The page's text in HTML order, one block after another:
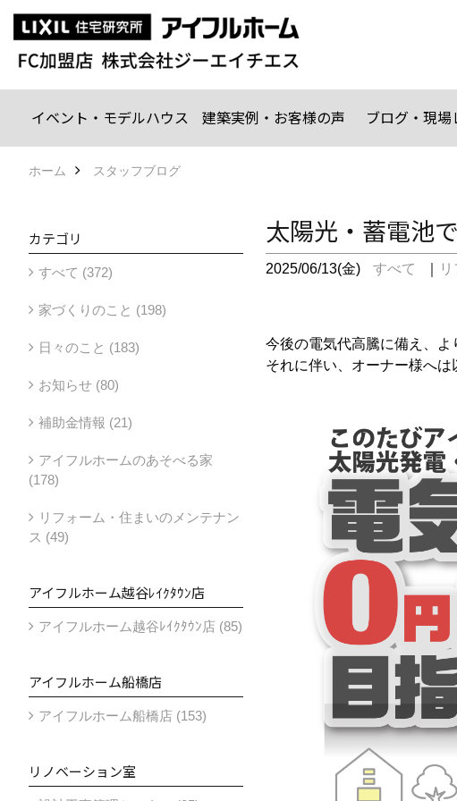
イベント・モデルハウス 建築実例・お客様の声 ブログ・現場
ホーム スタッフブログ
太陽光・蓄電池
2025/06/13(金) すべて
今後の電気代高騰に備え、よ
それに伴い、オーナー様へは
カテゴリ
すべて (372)
家づくりのこと (198)
日々のこと (183)
お知らせ (80)
補助金情報 (21)
アイフルホームのあそべる家
(178)
リフォーム・住まいのメンテナン
ス (49)
アイフルホーム越谷ﾚｲｸﾀｳﾝ店
アイフルホーム越谷ﾚｲｸﾀｳﾝ店 (85)
アイフルホーム船橋店
アイフルホーム船橋店 (153)
リノベーション室